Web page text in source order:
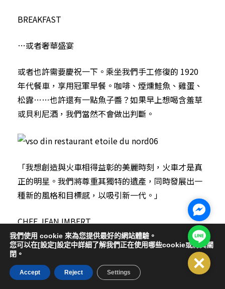
BREAKFAST
…或者奢華盛宴
或者也許需要慶祝一下。乘坐我們手工修復的 1920
年代餐車，享用冠軍早餐。咖啡、煙燻鮭魚、雞蛋、
松露……也許還有一點魚子醬？如果早上想喝含羞草
或貝利尼酒，我們當然不會做出判斷。
「我想創造與火車相得益彰的美麗時刻，火車才是真
正的明星。我們將尊重其獨特的遺產，同時發展出一
種新的風格和目標感，以吸引新一代。」
CHEF JEAN IMBERT
LUNCH
我們使用 cookie 來為您提供最好的網站體驗。
您可以在[設定]設定中詳細了解我們正在使用哪些cookie或將其關
閉。
Accept Reject Settings
Line@
Close